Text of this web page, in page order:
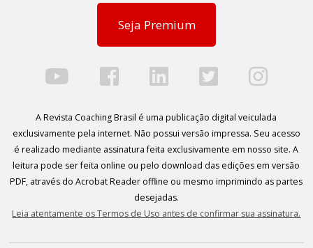
Seja Premium
A Revista Coaching Brasil é uma publicação digital veiculada
exclusivamente pela internet. Não possui versão impressa. Seu acesso
é realizado mediante assinatura feita exclusivamente em nosso site. A
leitura pode ser feita online ou pelo download das edições em versão
PDF, através do Acrobat Reader offline ou mesmo imprimindo as partes
desejadas.
Leia atentamente os Termos de Uso antes de confirmar sua assinatura.